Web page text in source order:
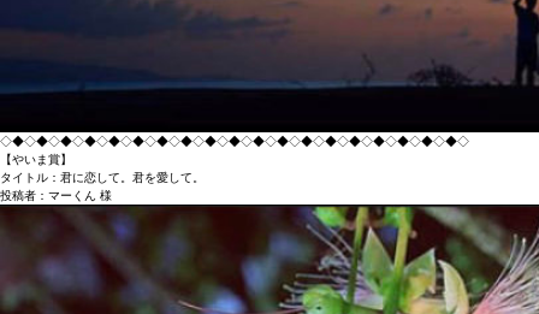
◇◆◇◆◇◆◇◆◇◆◇◆◇◆◇◆◇◆◇◆◇◆◇◆◇◆◇◆◇◆◇◆◇◆◇◆◇◆◇
【やいま賞】
タイトル：君に恋して。君を愛して。
投稿者：マーくん 様